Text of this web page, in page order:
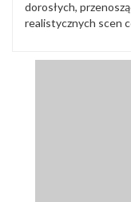
dorosłych,
realistycznych scen